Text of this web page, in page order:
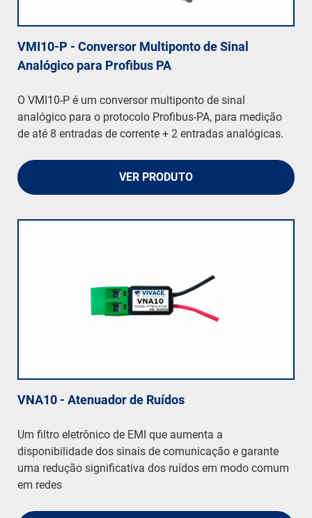
VMI10-P - Conversor Multiponto de Sinal
Analógico para Profibus PA
O VMI10-P é um conversor multiponto de sinal
analógico para o protocolo Profibus-PA, para medição
de até 8 entradas de corrente + 2 entradas analógicas.
VER PRODUTO
VNA10 - Atenuador de Ruídos
Um filtro eletrônico de EMI que aumenta a
disponibilidade dos sinais de comunicação e garante
uma redução significativa dos ruídos em modo comum
em redes